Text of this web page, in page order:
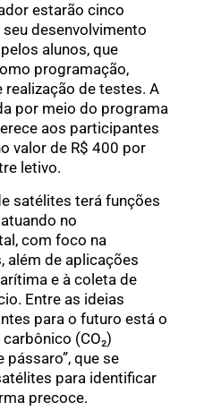
estarão cinco
desenvolvimento
alunos, que
programação,
de testes. A
por meio do programa
aos participantes
valor de R$ 400 por
letivo.
satélites terá funções
no
com foco na
além de aplicações
e à coleta de
Entre as ideias
para o futuro está o
(CO₂)
pássaro”, que se
para identificar
precoce.